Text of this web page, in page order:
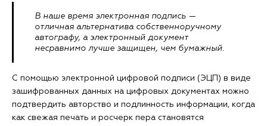
В наше время электронная подпись —
отличная альтернатива собственноручному
автографу, а электронный документ
несравнимо лучше защищен, чем бумажный.
С помощью электронной цифровой подписи (ЭЦП) в виде
зашифрованных данных на цифровых документах можно
подтвердить авторство и подлинность информации, когда
как свежая печать и росчерк пера становятся